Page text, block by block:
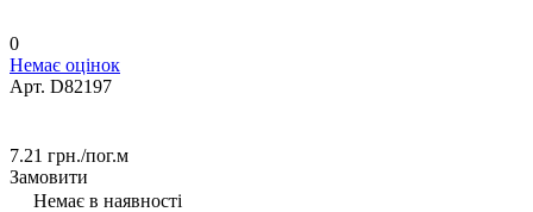
0
Немає оцінок
Арт. D82197
7.21 грн./пог.м
Замовити
Немає в наявності